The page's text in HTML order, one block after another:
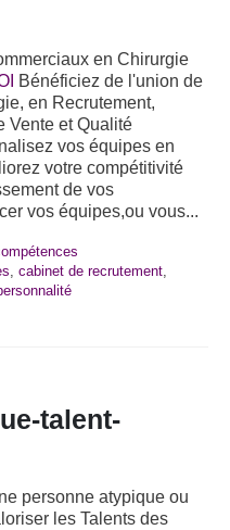
en Chirurgie
Bénéficiez de l'union de
en Recrutement,
Vente et Qualité
vos équipes en
votre compétitivité
de vos
vos équipes,ou vous...
cabinet de recrutement,
talent-
personne atypique ou
les Talents des